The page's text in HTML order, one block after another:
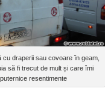
cu draperii sau covoare în geam,
să fi trecut de mult și care îmi
resentimente